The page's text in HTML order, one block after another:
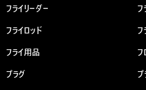
フライリーダー フ
フライロッド フ
フライ用品 フ
プラグ プ